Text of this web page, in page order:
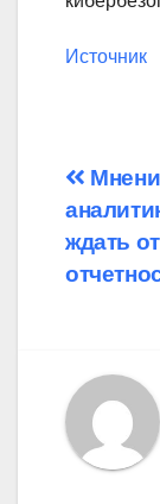
Источник
по
ждать от